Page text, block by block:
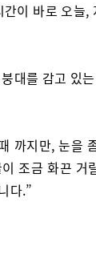
이 바로 오늘,
대를 감고 있
까지만, 눈을
조금 화끈
다.”